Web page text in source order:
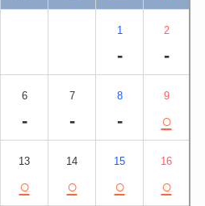
1
-
2
-
6
-
7
-
8
-
9
○
13
○
14
○
15
○
16
○